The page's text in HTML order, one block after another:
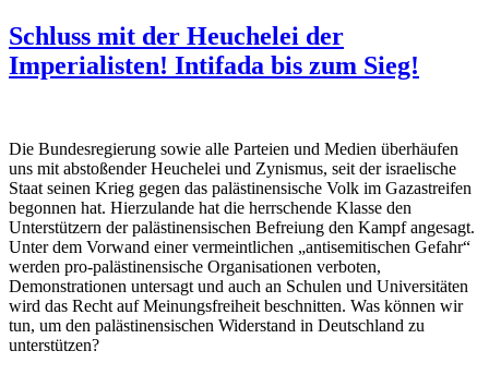
Schluss mit der Heuchelei der
Imperialisten! Intifada bis zum Sieg!
Die Bundesregierung sowie alle Parteien und Medien überhäufen
uns mit abstoßender Heuchelei und Zynismus, seit der israelische
Staat seinen Krieg gegen das palästinensische Volk im Gazastreifen
begonnen hat. Hierzulande hat die herrschende Klasse den
Unterstützern der palästinensischen Befreiung den Kampf angesagt.
Unter dem Vorwand einer vermeintlichen „antisemitischen Gefahr“
werden pro-palästinensische Organisationen verboten,
Demonstrationen untersagt und auch an Schulen und Universitäten
wird das Recht auf Meinungsfreiheit beschnitten. Was können wir
tun, um den palästinensischen Widerstand in Deutschland zu
unterstützen?